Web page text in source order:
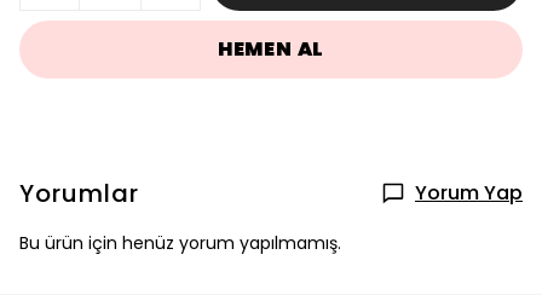
HEMEN AL
Yorumlar Yorum Yap
Bu ürün için henüz yorum yapılmamış.